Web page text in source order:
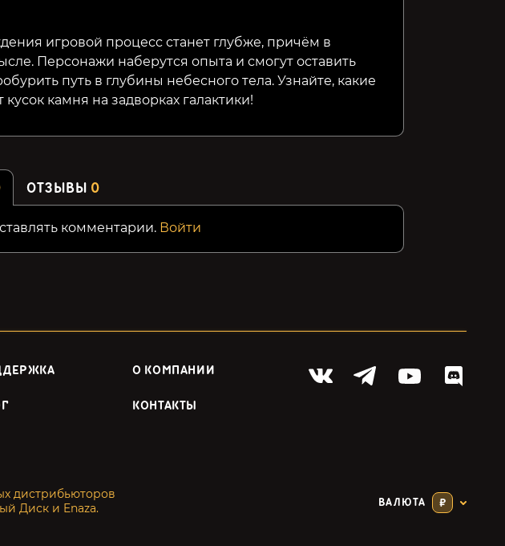
игровой процесс станет глубже, причём в
Персонажи наберутся опыта и смогут оставить
путь в глубины небесного тела. Узнайте, какие
камня на задворках галактики!
ОТЗЫВЫ 0
комментарии. Войти
О КОМПАНИИ
КОНТАКТЫ
дистрибьюторов
Диск и Enaza.
ВАЛЮТА ₽